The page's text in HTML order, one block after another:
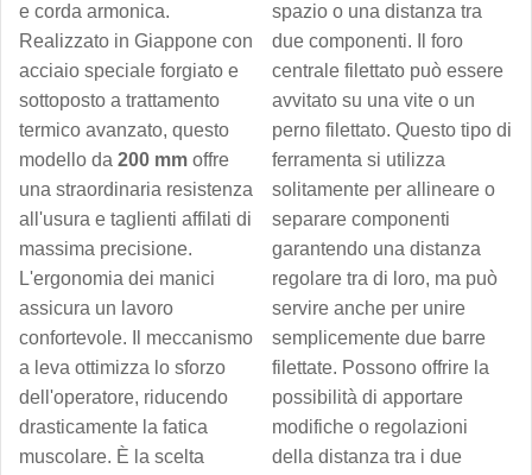
e corda armonica.
Realizzato in Giappone con
acciaio speciale forgiato e
sottoposto a trattamento
termico avanzato, questo
modello da 200 mm offre
una straordinaria resistenza
all'usura e taglienti affilati di
massima precisione.
L'ergonomia dei manici
assicura un lavoro
confortevole. Il meccanismo
a leva ottimizza lo sforzo
dell'operatore, riducendo
drasticamente la fatica
muscolare. È la scelta
spazio o una distanza tra
due componenti. Il foro
centrale filettato può essere
avvitato su una vite o un
perno filettato. Questo tipo di
ferramenta si utilizza
solitamente per allineare o
separare componenti
garantendo una distanza
regolare tra di loro, ma può
servire anche per unire
semplicemente due barre
filettate. Possono offrire la
possibilità di apportare
modifiche o regolazioni
della distanza tra i due